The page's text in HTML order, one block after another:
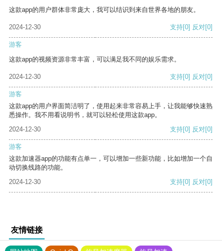
这款app的用户群体非常庞大，我可以结识到来自世界各地的朋友。
2024-12-30 支持[0] 反对[0]
游客
这款app的视频资源非常丰富，可以满足我不同的娱乐需求。
2024-12-30 支持[0] 反对[0]
游客
这款app的用户界面简洁明了，使用起来非常容易上手，让我能够快速熟
悉操作。我不用看说明书，就可以轻松使用这款app。
2024-12-30
支持[0] 反对[0]
游客
这款加速器app的功能有点单一，可以增加一些新功能，比如增加一个自
动切换线路的功能。
2024-12-30
支持[0] 反对[0]
友情链接